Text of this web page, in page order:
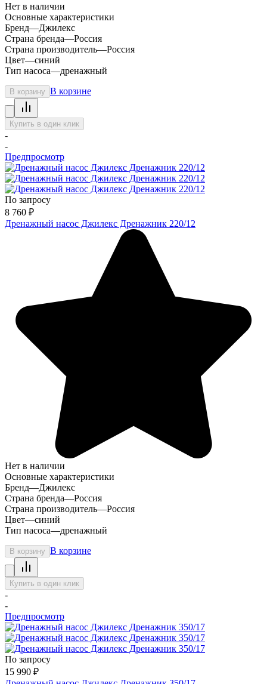
Нет в наличии
Основные характеристики
Бренд—Джилекс
Страна бренда—Россия
Страна производитель—Россия
Цвет—синий
Тип насоса—дренажный
В корзину В корзине
Купить в один клик
-
-
Предпросмотр
По запросу
8 760 ₽
Дренажный насос Джилекс Дренажник 220/12
Нет в наличии
Основные характеристики
Бренд—Джилекс
Страна бренда—Россия
Страна производитель—Россия
Цвет—синий
Тип насоса—дренажный
В корзину В корзине
Купить в один клик
-
-
Предпросмотр
По запросу
15 990 ₽